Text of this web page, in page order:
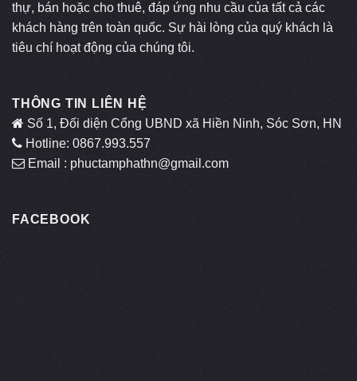
thự, bán hoặc cho thuê, đáp ứng nhu cầu của tất cả các
khách hàng trên toàn quốc. Sự hài lòng của quý khách là
tiêu chí hoạt động của chúng tôi.
THÔNG TIN LIÊN HỆ
Số 1, Đối diện Cổng UBND xã Hiền Ninh, Sóc Sơn, HN
Hotline: 0867.993.557
Email : phuctamphathn@gmail.com
FACEBOOK